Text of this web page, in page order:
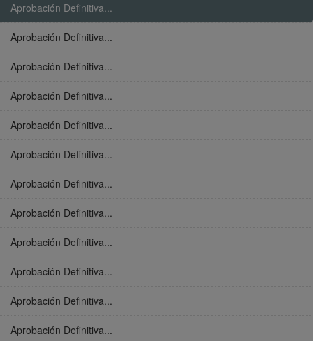
Aprobación Definitiva...
Aprobación Definitiva...
Aprobación Definitiva...
Aprobación Definitiva...
Aprobación Definitiva...
Aprobación Definitiva...
Aprobación Definitiva...
Aprobación Definitiva...
Aprobación Definitiva...
Aprobación Definitiva...
Aprobación Definitiva...
Aprobación Definitiva...